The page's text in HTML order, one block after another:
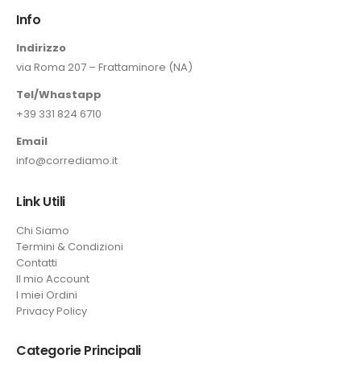
Info
Indirizzo
via Roma 207 – Frattaminore (NA)
Tel/Whastapp
+39 331 824 6710
Email
info@corrediamo.it
Link Utili
Chi Siamo
Termini & Condizioni
Contatti
Il mio Account
I miei Ordini
Privacy Policy
Categorie Principali